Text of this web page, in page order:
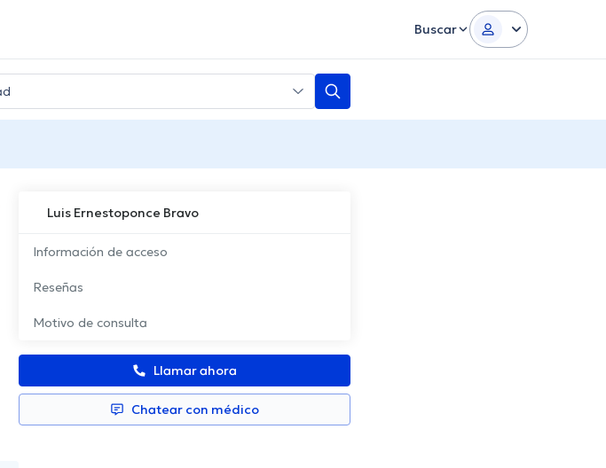
Buscar
Luis Ernestoponce Bravo
Información de acceso
Reseñas
Motivo de consulta
Llamar ahora
Chatear con médico